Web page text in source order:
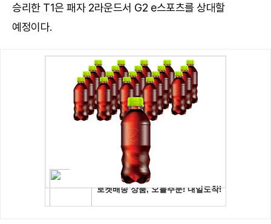
승리한 T1은 패자 2라운드서 G2 e스포츠를 상대할
예정이다.